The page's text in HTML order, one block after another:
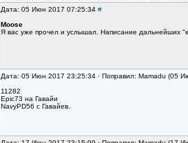
Дата: 05 Июн 2017 07:25:34 #
Moose
Я вас уже прочел и услышал. Написание дальнейших
Дата: 05 Июн 2017 23:25:34 · Поправил: Mamadu (05
11282
Epic73 на Гавайи
NavyPD56 c Гавайев.